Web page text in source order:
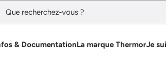
& DocumentationLa marque ThermorJe